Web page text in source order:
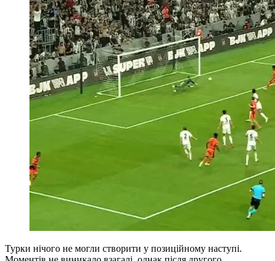
Турки нічого не могли створити у позиційному наступі.